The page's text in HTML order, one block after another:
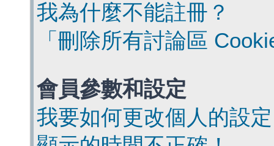
我為什麼不能註冊？
「刪除所有討論區
會員參數和設定
我要如何更改個人的設